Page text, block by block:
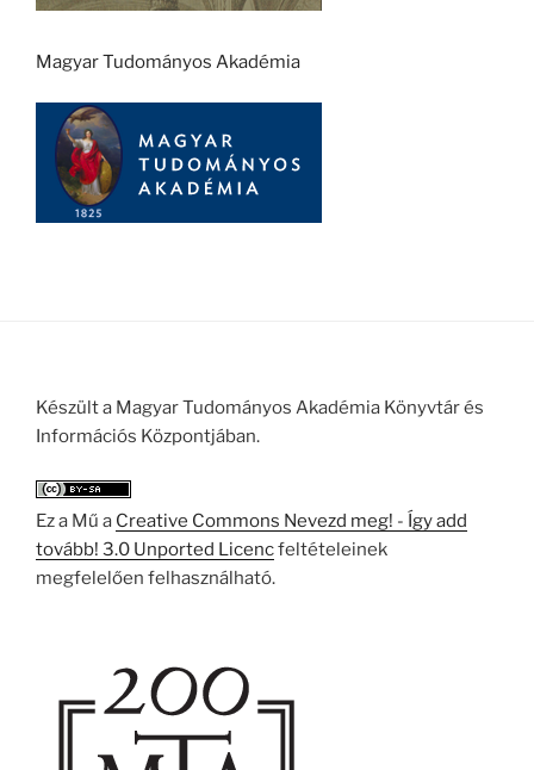
Magyar Tudományos Akadémia
Készült a Magyar Tudományos Akadémia Könyvtár és
Információs Központjában.
Ez a Mű a Creative Commons Nevezd meg! - Így add
tovább! 3.0 Unported Licencfeltételeinek
megfelelően felhasználható.